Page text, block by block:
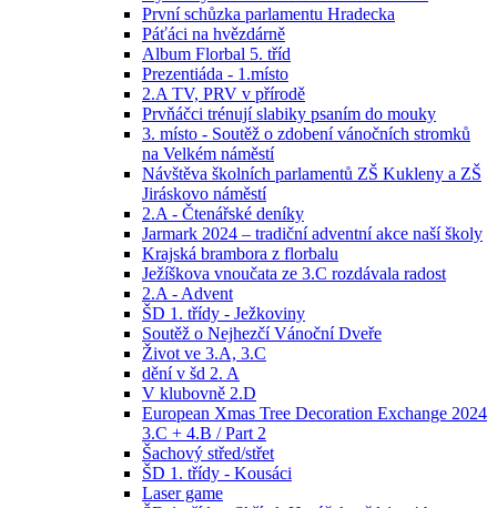
První schůzka parlamentu Hradecka
Páťáci na hvězdárně
Album Florbal 5. tříd
Prezentiáda - 1.místo
2.A TV, PRV v přírodě
Prvňáčci trénují slabiky psaním do mouky
3. místo - Soutěž o zdobení vánočních stromků
na Velkém náměstí
Návštěva školních parlamentů ZŠ Kukleny a ZŠ
Jiráskovo náměstí
2.A - Čtenářské deníky
Jarmark 2024 – tradiční adventní akce naší školy
Krajská brambora z florbalu
Ježíškova vnoučata ze 3.C rozdávala radost
2.A - Advent
ŠD 1. třídy - Ježkoviny
Soutěž o Nejhezčí Vánoční Dveře
Život ve 3.A, 3.C
dění v šd 2. A
V klubovně 2.D
European Xmas Tree Decoration Exchange 2024
3.C + 4.B / Part 2
Šachový střed/střet
ŠD 1. třídy - Kousáci
Laser game